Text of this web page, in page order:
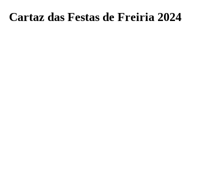
Cartaz das Festas de Freiria 2024